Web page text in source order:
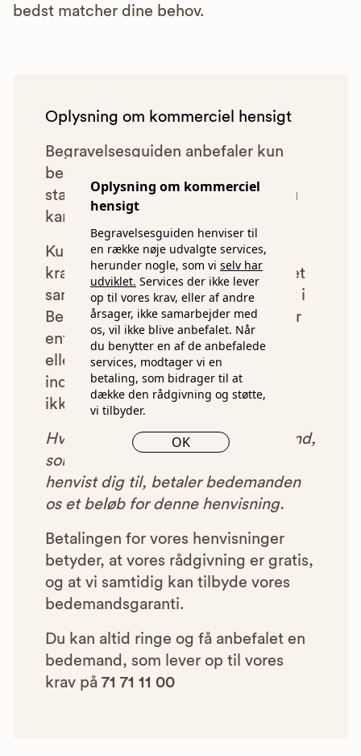
Oplysning om kommerciel
hensigt
Begravelsesguiden henviser til
en række nøje udvalgte services,
herunder nogle, som vi selv har
udviklet. Services der ikke lever
op til vores krav, eller af andre
årsager, ikke samarbejder med
os, vil ikke blive anbefalet. Når
du benytter en af de anbefalede
services, modtager vi en
betaling, som bidrager til at
dække den rådgivning og støtte,
vi tilbyder.
OK
bedst matcher dine behov.
Oplysning om kommerciel hensigt
Begravelsesguiden anbefaler kun
bedemænd, der lever op til vores
statistiske pris- og kvalitetskrav. Du
kan læse mere om vores krav
Kun bedemænd der lever op til
kravene har mulighed for at indgå et
samarbejde med os om at blive vist i
Begravelsesguiden. Bedemænd der
enten ikke lever op til vores krav,
eller som af andre årsager ikke har
indgået et samarbejde med os, vil
ikke blive vist i vores anbefalinger.
Hver gang du benytter en bedemand,
som vi har godkendt, anbefalet og
henvist dig til, betaler bedemanden
os et beløb for denne henvisning.
Betalingen for vores henvisninger
betyder, at vores rådgivning er gratis,
og at vi samtidig kan tilbyde vores
bedemandsgaranti.
Du kan altid ringe og få anbefalet en
bedemand, som lever op til vores
krav på 71 71 11 00